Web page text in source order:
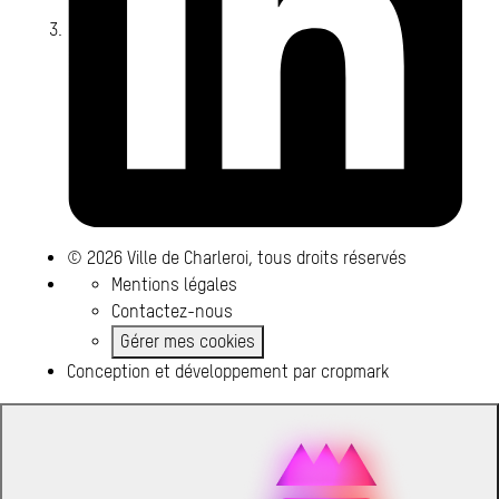
© 2026 Ville de Charleroi, tous droits réservés
Mentions légales
Contactez-nous
Gérer mes cookies
Conception et développement par cropmark